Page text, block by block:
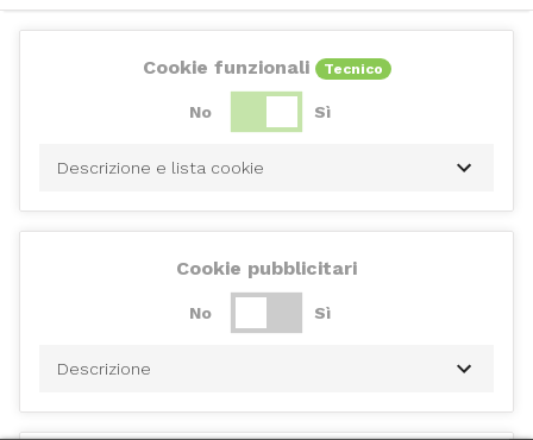
Cookie funzionali Tecnico
No Sì
Descrizione e lista cookie
Cookie pubblicitari
No Sì
Descrizione